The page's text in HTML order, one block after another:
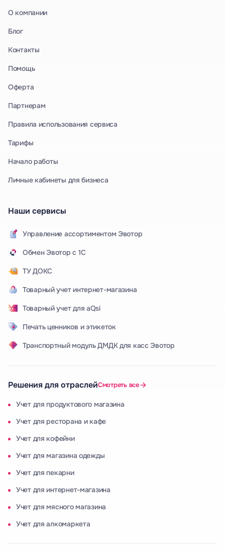
О компании
Блог
Контакты
Помощь
Оферта
Партнерам
Правила использования сервиса
Тарифы
Начало работы
Личные кабинеты для бизнеса
Наши сервисы
Управление ассортиментом Эвотор
Обмен Эвотор с 1С
ТУ ДОКС
Товарный учет интернет-магазина
Товарный учет для aQsi
Печать ценников и этикеток
Транспортный модуль ДМДК для касс Эвотор
Решения для отраслейСмотреть все
Учет для продуктового магазина
Учет для ресторана и кафе
Учет для кофейни
Учет для магазина одежды
Учет для пекарни
Учет для интернет-магазина
Учет для мясного магазина
Учет для алкомаркета